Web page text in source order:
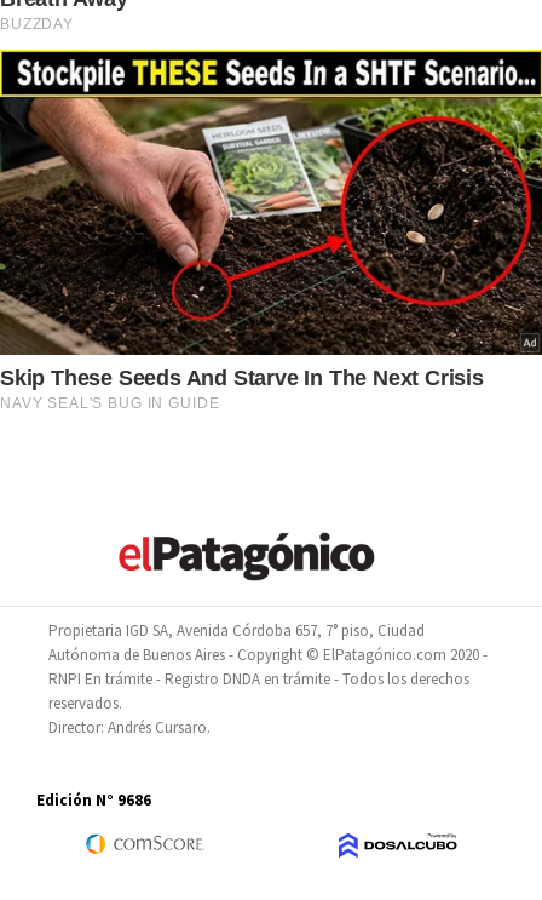
Propietaria IGD SA, Avenida Córdoba 657, 7° piso, Ciudad
Autónoma de Buenos Aires - Copyright © ElPatagónico.com 2020 -
RNPI En trámite - Registro DNDA en trámite - Todos los derechos
reservados.
Director: Andrés Cursaro.
Edición N° 9686